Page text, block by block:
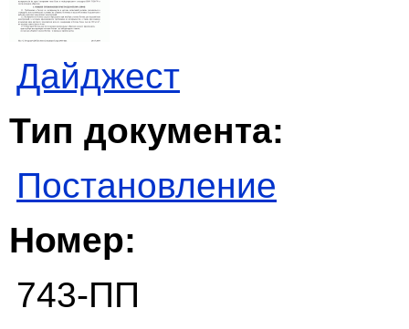
Дайджест
Тип документа:
Постановление
Номер:
743-ПП